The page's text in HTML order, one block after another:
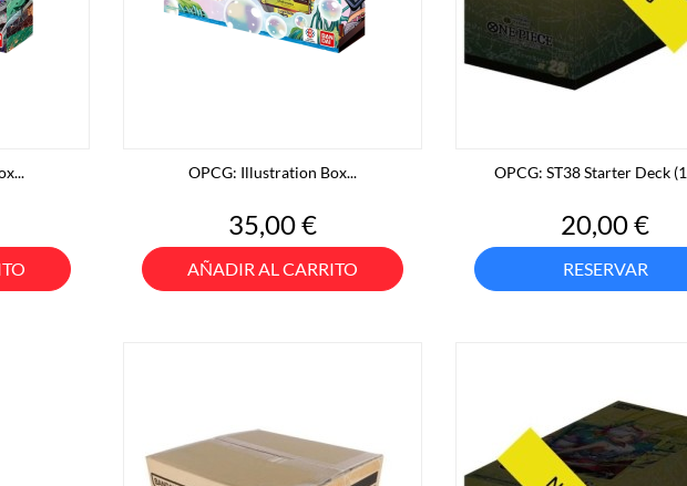
OPCG: Illustration Box...
Precio
35,00 €
AÑADIR AL CARRITO
OPCG: ST38 Starter Deck
Precio
20,00 €
RESERVAR